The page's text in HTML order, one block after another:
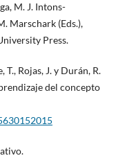
M. J. Intons-
Marschark (Eds.),
Press.
T., Rojas, J. y Durán, R.
del concepto